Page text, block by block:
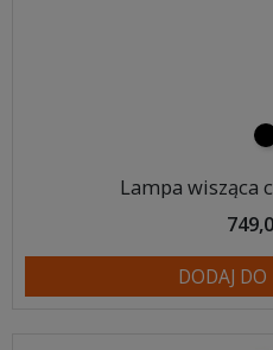
Lampa wisząca
DODAJ